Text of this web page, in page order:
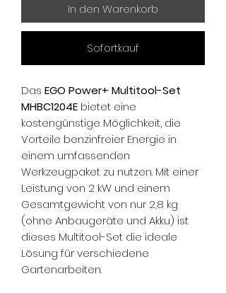
In den Warenkorb
Sofortkauf
Das EGO Power+ Multitool-Set
MHBC1204E bietet eine
kostengünstige Möglichkeit, die
Vorteile benzinfreier Energie in
einem umfassenden
Werkzeugpaket zu nutzen. Mit einer
Leistung von 2 kW und einem
Gesamtgewicht von nur 2,8 kg
(ohne Anbaugeräte und Akku) ist
dieses Multitool-Set die ideale
Lösung für verschiedene
Gartenarbeiten.